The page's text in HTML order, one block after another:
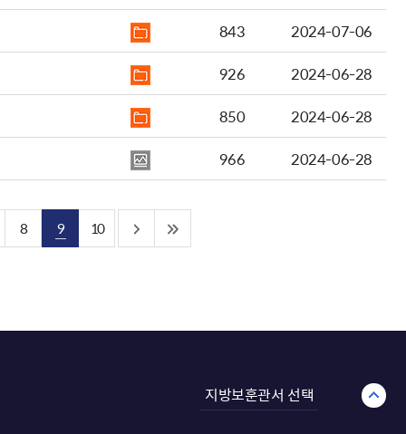
843
2024-07-06
926
2024-06-28
850
2024-06-28
966
2024-06-28
8 9 10
지방보훈관서 선택